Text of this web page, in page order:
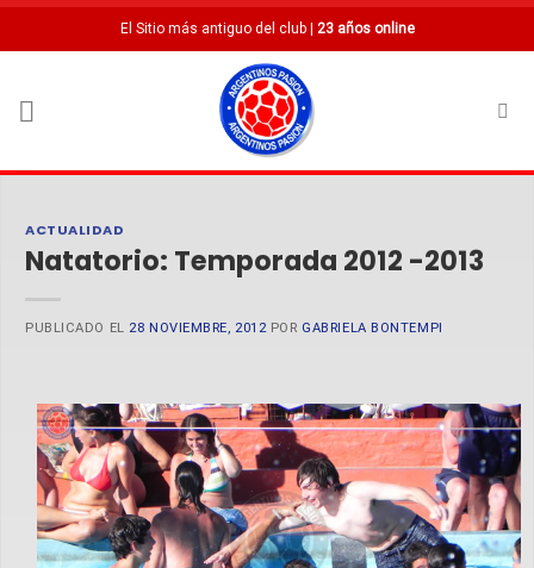
Saltar
El Sitio más antiguo del club | 23 años online
ACTUALIDAD
Natatorio: Temporada 2012 -2013
PUBLICADO EL 28 NOVIEMBRE, 2012 POR GABRIELA BONTEMPI